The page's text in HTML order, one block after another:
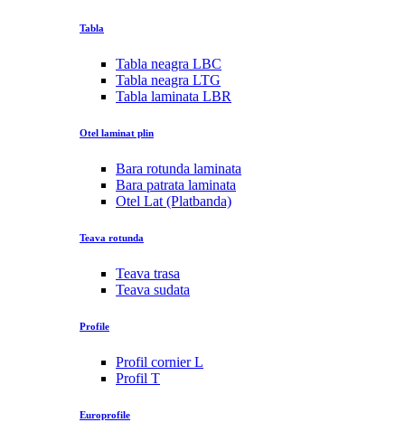
Tabla
Tabla neagra LBC
Tabla neagra LTG
Tabla laminata LBR
Otel laminat plin
Bara rotunda laminata
Bara patrata laminata
Otel Lat (Platbanda)
Teava rotunda
Teava trasa
Teava sudata
Profile
Profil cornier L
Profil T
Europrofile